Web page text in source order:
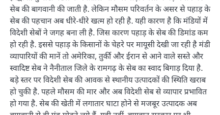
सेब की बागवानी की जाती है. लेकिन मौसम परिवर्तन के असर से पहाड़ के
सेब की पहचान अब धीरे-धीरे खत्म हो रही है. यही कारण है कि मंडियों में
विदेशी सेबों ने जगह बना ली है. जिस कारण पहाड़ के सेब की डिमांड कम
हो रही है. इससे पहाड़ के किसानों के चेहरे पर मायूसी देखी जा रही है मंडी
व्यापारियों की मानें तो अमेरिका, तुर्की और ईरान से आने वाले सस्ते और
स्वादिष्ट सेब ने नैनीताल जिले के रामगढ़ के सेब का स्वाद बिगाड़ दिया है.
बड़े स्तर पर विदेशी सेब की आवक से स्थानीय उत्पादकों की स्थिति खराब
हो चुकी है. पहले मौसम की मार और अब विदेशी सेब से व्यापार प्रभावित
हो गया है. सेब की खेती में लगातार घाटा होने से मजबूर उत्पादक अब